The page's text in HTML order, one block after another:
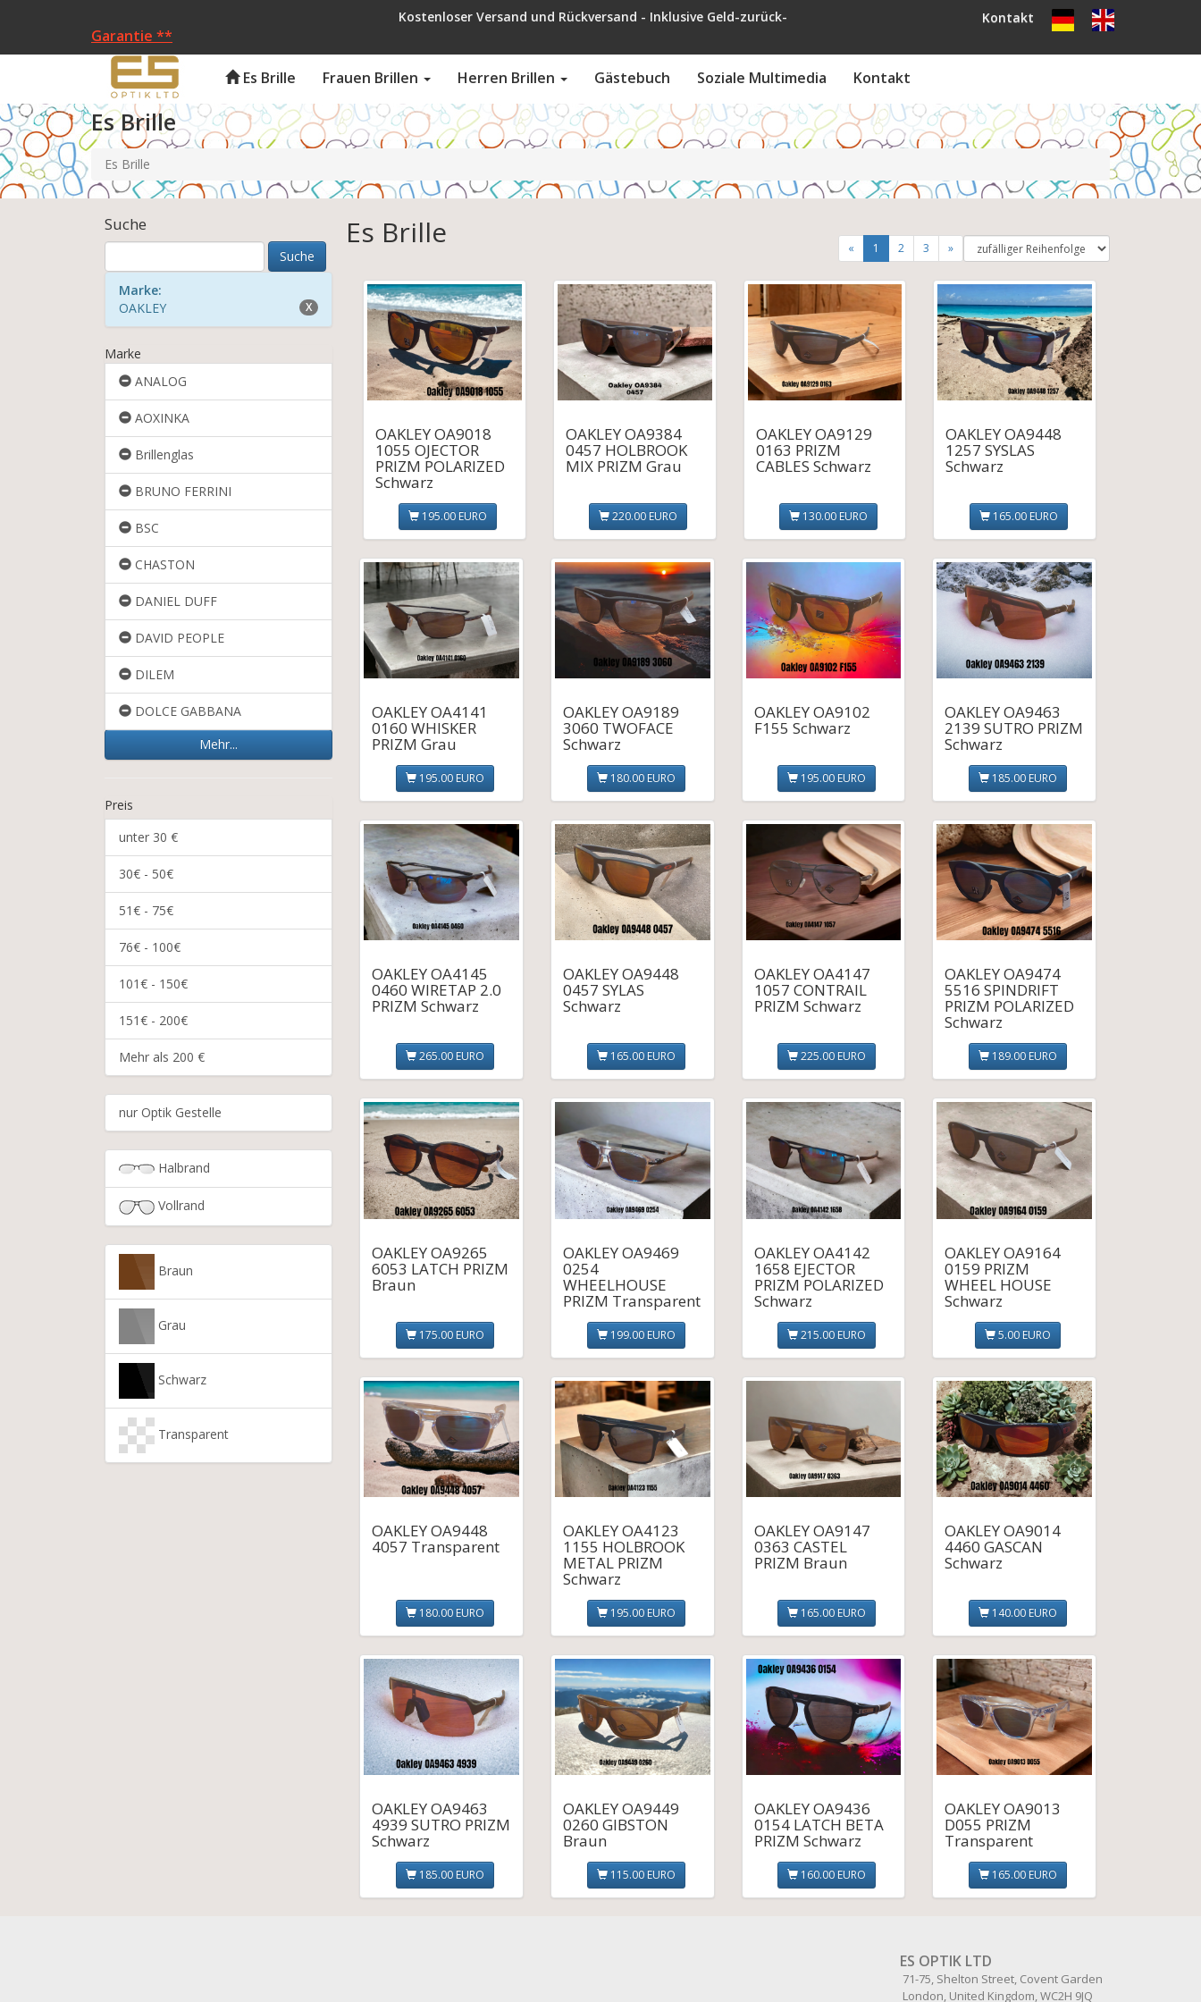
Kostenloser Versand und Rückversand - Inklusive Geld-zurück-
Garantie **
Kontakt
Es Brille Frauen Brillen Herren Brillen Gästebuch Soziale Multimedia Kontakt
Es Brille
Es Brille
Suche
Marke:
OAKLEY
X
Marke
ANALOG
AOXINKA
Brillenglas
BRUNO FERRINI
BSC
CHASTON
DANIEL DUFF
DAVID PEOPLE
DILEM
DOLCE GABBANA
Mehr...
Preis
unter 30 €
30€ - 50€
51€ - 75€
76€ - 100€
101€ - 150€
151€ - 200€
Mehr als 200 €
nur Optik Gestelle
Halbrand
Vollrand
Braun
Grau
Schwarz
Transparent
Es Brille « 1 2 3 »
OAKLEY OA9018
1055 OJECTOR
PRIZM POLARIZED
Schwarz
195.00 EURO
OAKLEY OA9384
0457 HOLBROOK
MIX PRIZM Grau
220.00 EURO
OAKLEY OA9129
0163 PRIZM
CABLES Schwarz
130.00 EURO
OAKLEY OA9448
1257 SYSLAS
Schwarz
165.00 EURO
OAKLEY OA4141
0160 WHISKER
PRIZM Grau
195.00 EURO
OAKLEY OA9189
3060 TWOFACE
Schwarz
180.00 EURO
OAKLEY OA9102
F155 Schwarz
195.00 EURO
OAKLEY OA9463
2139 SUTRO PRIZM
Schwarz
185.00 EURO
OAKLEY OA4145
0460 WIRETAP 2.0
PRIZM Schwarz
265.00 EURO
OAKLEY OA9448
0457 SYLAS
Schwarz
165.00 EURO
OAKLEY OA4147
1057 CONTRAIL
PRIZM Schwarz
225.00 EURO
OAKLEY OA9474
5516 SPINDRIFT
PRIZM POLARIZED
Schwarz
189.00 EURO
OAKLEY OA9265
6053 LATCH PRIZM
Braun
175.00 EURO
OAKLEY OA9469
0254
WHEELHOUSE
PRIZM Transparent
199.00 EURO
OAKLEY OA4142
1658 EJECTOR
PRIZM POLARIZED
Schwarz
215.00 EURO
OAKLEY OA9164
0159 PRIZM
WHEEL HOUSE
Schwarz
5.00 EURO
OAKLEY OA9448
4057 Transparent
180.00 EURO
OAKLEY OA4123
1155 HOLBROOK
METAL PRIZM
Schwarz
195.00 EURO
OAKLEY OA9147
0363 CASTEL
PRIZM Braun
165.00 EURO
OAKLEY OA9014
4460 GASCAN
Schwarz
140.00 EURO
OAKLEY OA9463
4939 SUTRO PRIZM
Schwarz
185.00 EURO
OAKLEY OA9449
0260 GIBSTON
Braun
115.00 EURO
OAKLEY OA9436
0154 LATCH BETA
PRIZM Schwarz
160.00 EURO
OAKLEY OA9013
D055 PRIZM
Transparent
165.00 EURO
ES OPTIK LTD
71-75, Shelton Street, Covent Garden
London, United Kingdom, WC2H 9JQ